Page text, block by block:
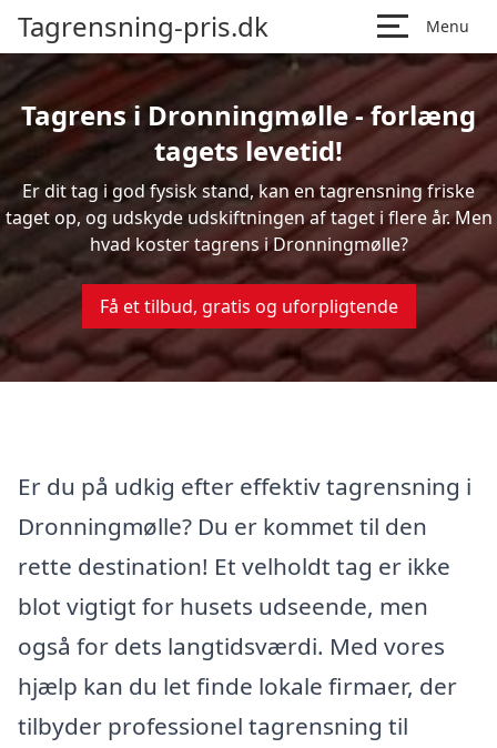
Tagrensning-pris.dk Menu
Tagrens i Dronningmølle - forlæng
tagets levetid!
Er dit tag i god fysisk stand, kan en tagrensning friske
taget op, og udskyde udskiftningen af taget i flere år. Men
hvad koster tagrens i Dronningmølle?
Få et tilbud, gratis og uforpligtende
Er du på udkig efter effektiv tagrensning i
Dronningmølle? Du er kommet til den
rette destination! Et velholdt tag er ikke
blot vigtigt for husets udseende, men
også for dets langtidsværdi. Med vores
hjælp kan du let finde lokale firmaer, der
tilbyder professionel tagrensning til